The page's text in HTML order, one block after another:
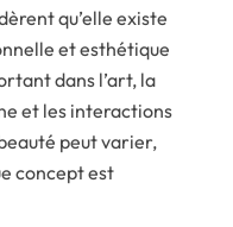
qu’elle existe
et esthétique
dans l’art, la
et les interactions
peut varier,
concept est